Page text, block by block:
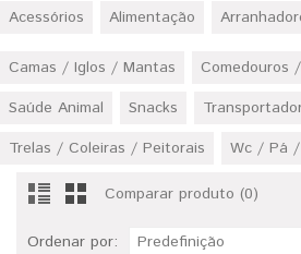
Acessórios
Alimentação
Camas / Iglos / Mantas
Comedouros
Saúde Animal
Snacks
Trelas / Coleiras / Peitorais
Wc / Pá
Comparar produto (0)
Ordenar por: Predefinição